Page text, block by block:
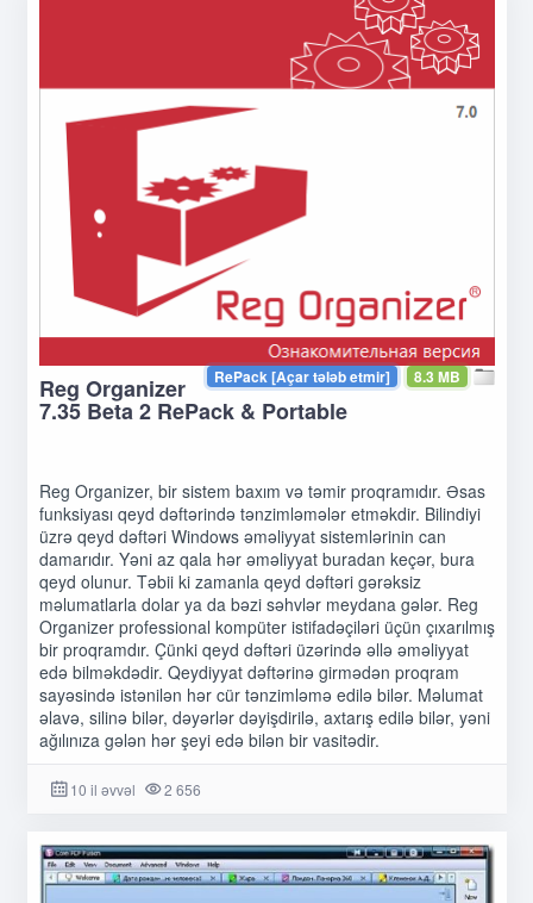
8.3 MB
RePack [Açar tələb etmir]
Reg Organizer
7.35 Beta 2 RePack & Portable
Reg Organizer, bir sistem baxım və təmir proqramıdır. Əsas
funksiyası qeyd dəftərində tənzimləmələr etməkdir. Bilindiyi
üzrə qeyd dəftəri Windows əməliyyat sistemlərinin can
damarıdır. Yəni az qala hər əməliyyat buradan keçər, bura
qeyd olunur. Təbii ki zamanla qeyd dəftəri gərəksiz
məlumatlarla dolar ya da bəzi səhvlər meydana gələr. Reg
Organizer professional kompüter istifadəçiləri üçün çıxarılmış
bir proqramdır. Çünki qeyd dəftəri üzərində əllə əməliyyat
edə bilməkdədir. Qeydiyyat dəftərinə girmədən proqram
sayəsində istənilən hər cür tənzimləmə edilə bilər. Məlumat
əlavə, silinə bilər, dəyərlər dəyişdirilə, axtarış edilə bilər, yəni
ağılınıza gələn hər şeyi edə bilən bir vasitədir.
10 il əvvəl 2 656